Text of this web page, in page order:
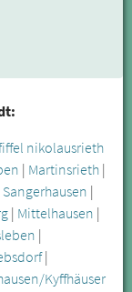
nikolausrieth
| Martinsrieth |
Sangerhausen |
| Mittelhausen |
|
|
Kyffhäuser